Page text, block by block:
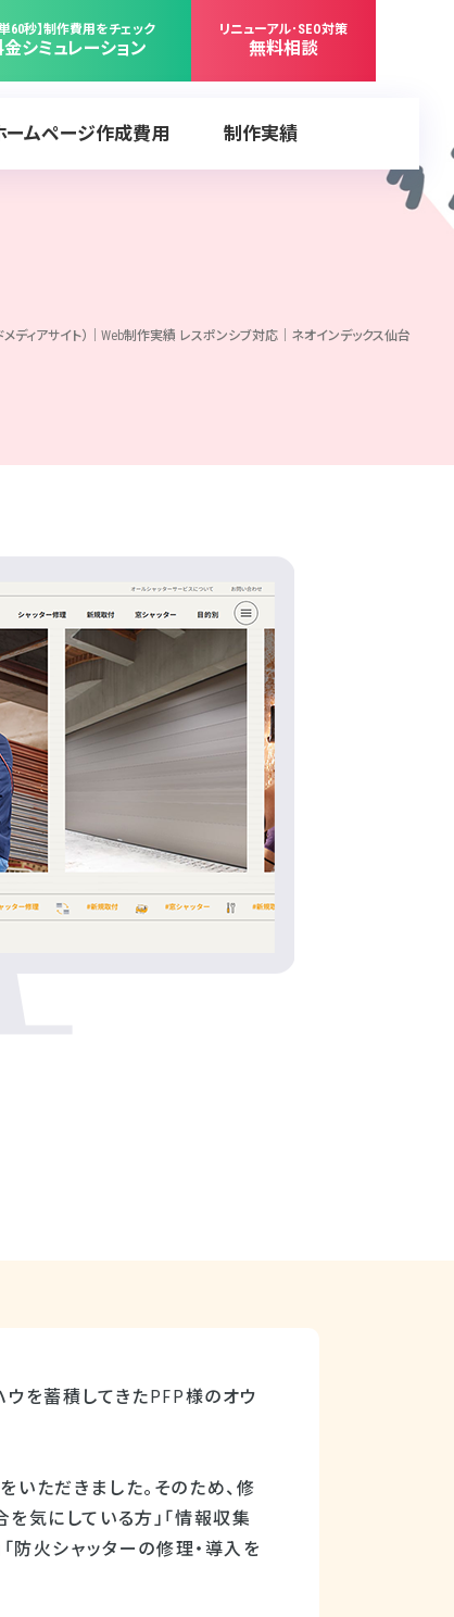
単60秒】制作費用をチェック
シミュレーション
リニューアル･SEO対策
無料相談
ームページ作成費用 制作実績
メディアサイト）｜Web制作実績 レスポンシブ対応｜ネオインデックス仙台
を蓄積してきたPFP様のオウ
ただきました。そのため、修
気にしている方」「情報収集
防火シャッターの修理・導入を